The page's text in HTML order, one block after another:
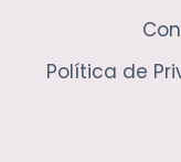
Política de